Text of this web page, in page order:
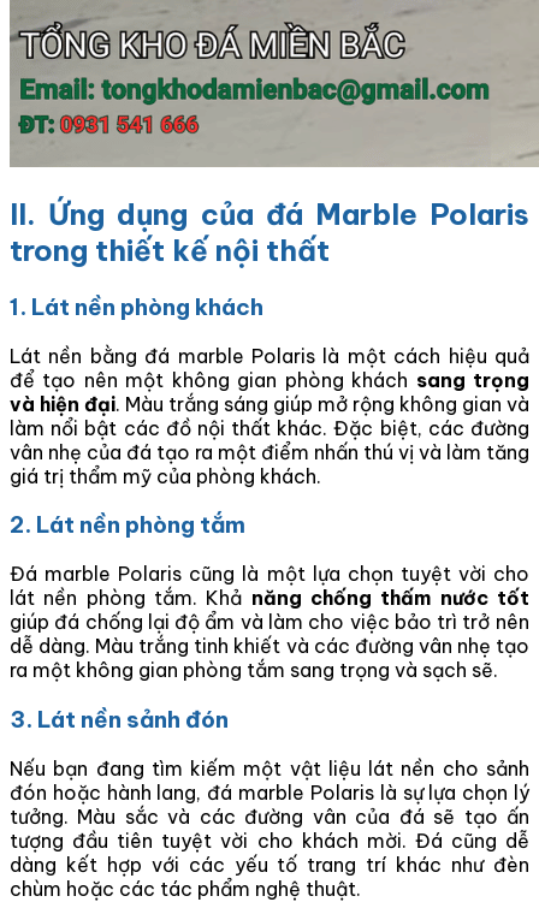
II. Ứng dụng của đá Marble Polaris
trong thiết kế nội thất
1. Lát nền phòng khách
Lát nền bằng đá marble Polaris là một cách hiệu quả
để tạo nên một không gian phòng khách sang trọng
và hiện đại. Màu trắng sáng giúp mở rộng không gian và
làm nổi bật các đồ nội thất khác. Đặc biệt, các đường
vân nhẹ của đá tạo ra một điểm nhấn thú vị và làm tăng
giá trị thẩm mỹ của phòng khách.
2. Lát nền phòng tắm
Đá marble Polaris cũng là một lựa chọn tuyệt vời cho
lát nền phòng tắm. Khả năng chống thấm nước tốt
giúp đá chống lại độ ẩm và làm cho việc bảo trì trở nên
dễ dàng. Màu trắng tinh khiết và các đường vân nhẹ tạo
ra một không gian phòng tắm sang trọng và sạch sẽ.
3. Lát nền sảnh đón
Nếu bạn đang tìm kiếm một vật liệu lát nền cho sảnh
đón hoặc hành lang, đá marble Polaris là sự lựa chọn lý
tưởng. Màu sắc và các đường vân của đá sẽ tạo ấn
tượng đầu tiên tuyệt vời cho khách mời. Đá cũng dễ
dàng kết hợp với các yếu tố trang trí khác như đèn
chùm hoặc các tác phẩm nghệ thuật.